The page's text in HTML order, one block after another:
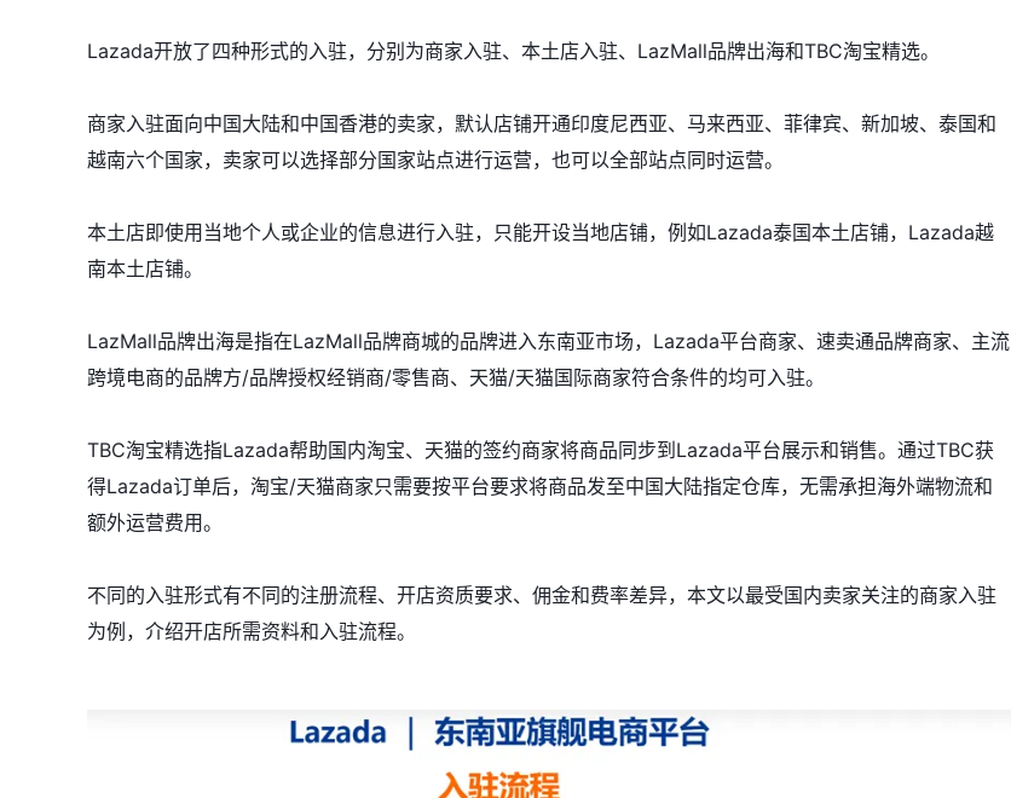
Lazada开放了四种形式的入驻，分别为商家入驻、本土店入驻、LazMall品牌出海和TBC淘宝精选。
商家入驻面向中国大陆和中国香港的卖家，默认店铺开通印度尼西亚、马来西亚、菲律宾、新加坡、泰国和
越南六个国家，卖家可以选择部分国家站点进行运营，也可以全部站点同时运营。
本土店即使用当地个人或企业的信息进行入驻，只能开设当地店铺，例如Lazada泰国本土店铺，Lazada越
南本土店铺。
LazMall品牌出海是指在LazMall品牌商城的品牌进入东南亚市场，Lazada平台商家、速卖通品牌商家、主流
跨境电商的品牌方/品牌授权经销商/零售商、天猫/天猫国际商家符合条件的均可入驻。
TBC淘宝精选指Lazada帮助国内淘宝、天猫的签约商家将商品同步到Lazada平台展示和销售。通过TBC获
得Lazada订单后，淘宝/天猫商家只需要按平台要求将商品发至中国大陆指定仓库，无需承担海外端物流和
额外运营费用。
不同的入驻形式有不同的注册流程、开店资质要求、佣金和费率差异，本文以最受国内卖家关注的商家入驻
为例，介绍开店所需资料和入驻流程。